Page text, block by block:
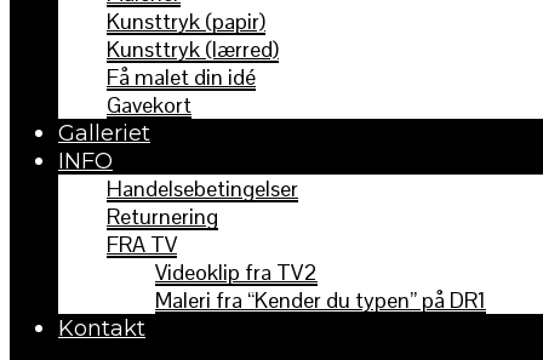
Kunsttryk (papir)
Kunsttryk (lærred)
Få malet din idé
Gavekort
Galleriet
INFO
Handelsebetingelser
Returnering
FRA TV
Videoklip fra TV2
Maleri fra “Kender du typen” på DR1
Kontakt